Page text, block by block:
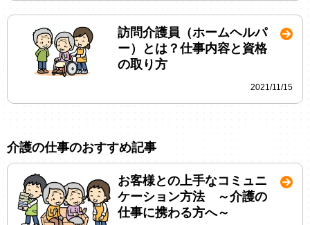
訪問介護員（ホームヘルパ
ー）とは？仕事内容と資格
の取り方
2021/11/15
介護の仕事のおすすめ記事
お客様との上手なコミュニ
ケーション方法 ～介護の
仕事に携わる方へ～